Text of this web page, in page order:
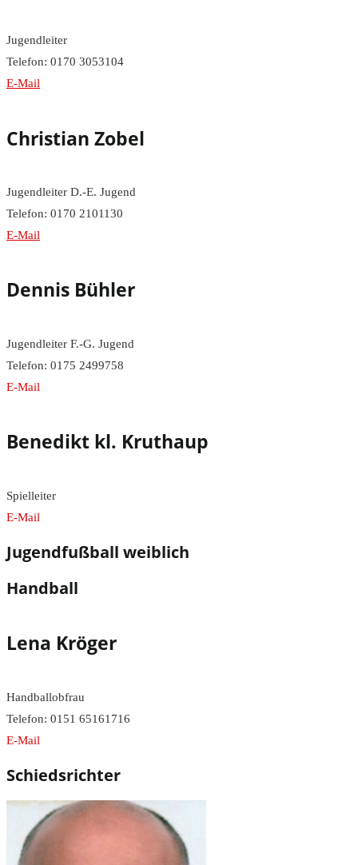
Jugendleiter
Telefon: 0170 3053104
E-Mail
Christian Zobel
Jugendleiter D.-E. Jugend
Telefon: 0170 2101130
E-Mail
Dennis Bühler
Jugendleiter F.-G. Jugend
Telefon: 0175 2499758
E-Mail
Benedikt kl. Kruthaup
Spielleiter
E-Mail
Jugendfußball weiblich
Handball
Lena Kröger
Handballobfrau
Telefon: 0151 65161716
E-Mail
Schiedsrichter